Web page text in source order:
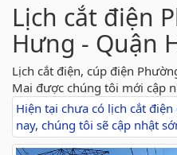
Lịch cắt điện
Hưng - Quận
Lịch cắt điện, cúp điện
Mai được chúng tôi mới cập
Hiện tại chưa có lịch cắt
nay, chúng tôi sẽ cập nhật